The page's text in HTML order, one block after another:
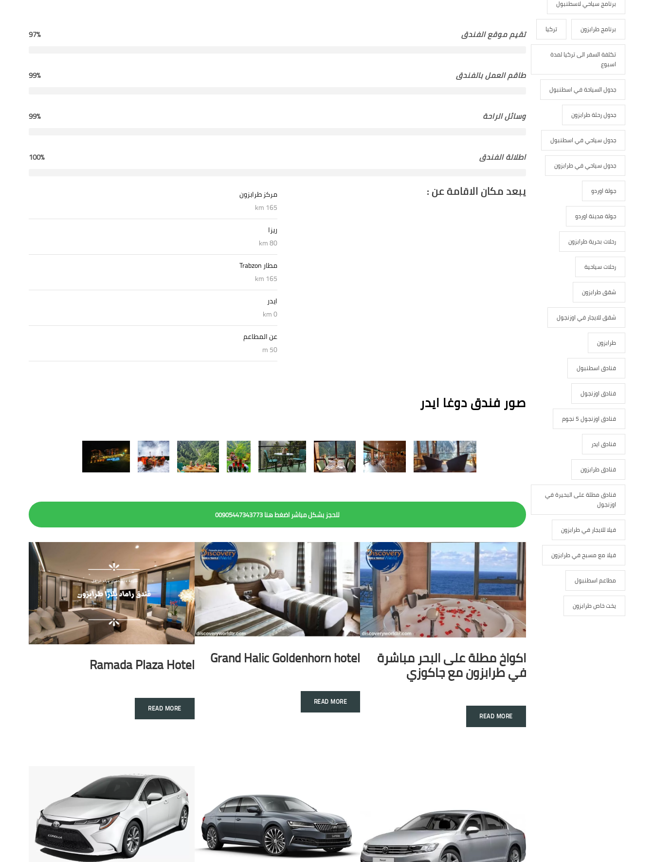
تقيم موقع الفندق 97%
طاقم العمل بالفندق 99%
وسائل الراحة 99%
اطلالة الفندق 100%
يبعد مكان الاقامة عن :
مركز طرابزون
165 km
ريزا
80 km
مطار Trabzon
165 km
ايدر
0 km
عن المطاعم
50 m
صور فندق دوغا ايدر
للحجز بشكل مباشر اضغط هنا 00905447343773
اكواخ مطلة على البحر مباشرة
في طرابزون مع جاكوزي
READ MORE
Grand Halic Goldenhorn hotel
READ MORE
Ramada Plaza Hotel
READ MORE
برنامج سياحي لاسطنبول
برنامج طرابزون تركيا
تكلفة السفر الى تركيا لمدة
اسبوع
جدول السياحة في اسطنبول
جدول رحلة طرابزون
جدول سياحي في اسطنبول
جدول سياحي في طرابزون
جولة اوردو
جولة مدينة اوردو
رحلات بحرية طرابزون
رحلات سياحية
شقق طرابزون
شقق للايجار في اوزنجول
طرابزون
فنادق اسطنبول
فنادق اوزنجول
فنادق اوزنجول 5 نجوم
فنادق ايدر
فنادق طرابزون
فنادق مطلة على البحيرة في
اوزنجول
فيلا للايجار في طرابزون
فيلا مع مسبح في طرابزون
مطاعم اسطنبول
يخت خاص طرابزون